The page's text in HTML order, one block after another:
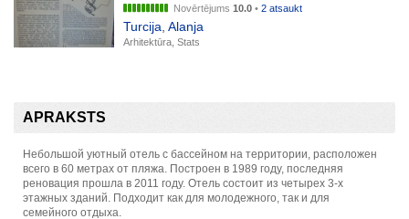
Novērtējums 10.0 • 2 atsaukt
Turcija, Alanja
Arhitektūra, Stats
APRAKSTS
Небольшой уютный отель с бассейном на территории, расположен
всего в 60 метрах от пляжа. Построен в 1989 году, последняя
реновация прошла в 2011 году. Отель состоит из четырех 3-х
этажных зданий. Подходит как для молодежного, так и для
семейного отдыха.